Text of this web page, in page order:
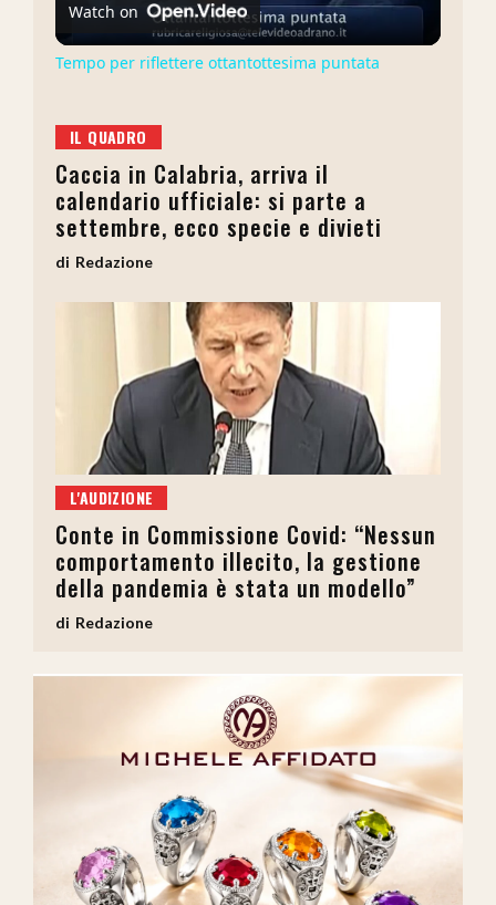
Video
Watch on
Tempo per riflettere ottantottesima puntata
IL QUADRO
Caccia in Calabria, arriva il
calendario ufficiale: si parte a
settembre, ecco specie e divieti
Redazione
L'AUDIZIONE
Conte in Commissione Covid: “Nessun
comportamento illecito, la gestione
della pandemia è stata un modello”
Redazione